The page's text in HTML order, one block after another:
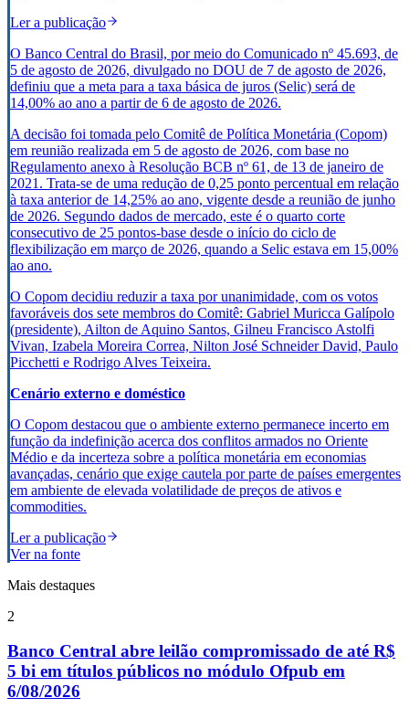
Ler a publicação
O Banco Central do Brasil, por meio do Comunicado nº 45.693, de
5 de agosto de 2026, divulgado no DOU de 7 de agosto de 2026,
definiu que a meta para a taxa básica de juros (Selic) será de
14,00% ao ano a partir de 6 de agosto de 2026.
A decisão foi tomada pelo Comitê de Política Monetária (Copom)
em reunião realizada em 5 de agosto de 2026, com base no
Regulamento anexo à Resolução BCB nº 61, de 13 de janeiro de
2021. Trata-se de uma redução de 0,25 ponto percentual em relação
à taxa anterior de 14,25% ao ano, vigente desde a reunião de junho
de 2026. Segundo dados de mercado, este é o quarto corte
consecutivo de 25 pontos-base desde o início do ciclo de
flexibilização em março de 2026, quando a Selic estava em 15,00%
ao ano.
O Copom decidiu reduzir a taxa por unanimidade, com os votos
favoráveis dos sete membros do Comitê: Gabriel Muricca Galípolo
(presidente), Ailton de Aquino Santos, Gilneu Francisco Astolfi
Vivan, Izabela Moreira Correa, Nilton José Schneider David, Paulo
Picchetti e Rodrigo Alves Teixeira.
Cenário externo e doméstico
O Copom destacou que o ambiente externo permanece incerto em
função da indefinição acerca dos conflitos armados no Oriente
Médio e da incerteza sobre a política monetária em economias
avançadas, cenário que exige cautela por parte de países emergentes
em ambiente de elevada volatilidade de preços de ativos e
commodities.
Ler a publicação
Ver na fonte
Mais destaques
2
Banco Central abre leilão compromissado de até R$
5 bi em títulos públicos no módulo Ofpub em
6/08/2026